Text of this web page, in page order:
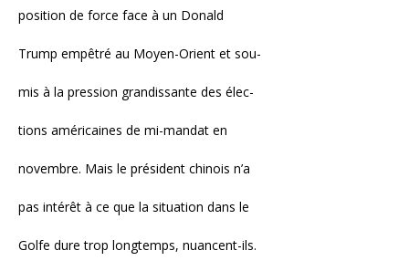
position de force face à un Donald
Trump empêtré au Moyen-Orient et sou-
mis à la pression grandissante des élec-
tions américaines de mi-mandat en
novembre. Mais le président chinois n’a
pas intérêt à ce que la situation dans le
Golfe dure trop longtemps, nuancent-ils.